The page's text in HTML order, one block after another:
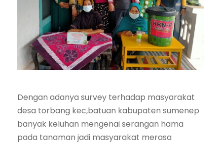
Dengan adanya survey terhadap masyarakat
desa torbang kec,batuan kabupaten sumenep
banyak keluhan mengenai serangan hama
pada tanaman jadi masyarakat merasa